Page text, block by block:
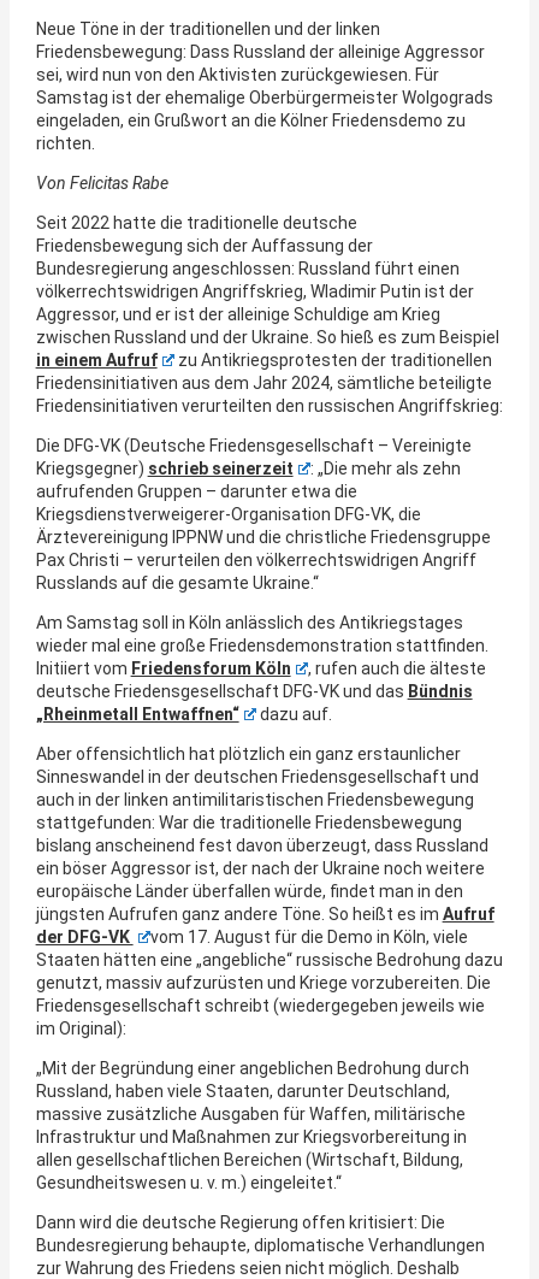
Neue Töne in der traditionellen und der linken
Friedensbewegung: Dass Russland der alleinige Aggressor
sei, wird nun von den Aktivisten zurückgewiesen. Für
Samstag ist der ehemalige Oberbürgermeister Wolgograds
eingeladen, ein Grußwort an die Kölner Friedensdemo zu
richten.
Von Felicitas Rabe
Seit 2022 hatte die traditionelle deutsche
Friedensbewegung sich der Auffassung der
Bundesregierung angeschlossen: Russland führt einen
völkerrechtswidrigen Angriffskrieg, Wladimir Putin ist der
Aggressor, und er ist der alleinige Schuldige am Krieg
zwischen Russland und der Ukraine. So hieß es zum Beispiel
in einem Aufruf
zu Antikriegsprotesten der traditionellen
Friedensinitiativen aus dem Jahr 2024, sämtliche beteiligte
Friedensinitiativen verurteilten den russischen Angriffskrieg:
Die DFG-VK (Deutsche Friedensgesellschaft – Vereinigte
Kriegsgegner) schrieb seinerzeit
: „Die mehr als zehn
aufrufenden Gruppen – darunter etwa die
Kriegsdienstverweigerer-Organisation DFG-VK, die
Ärztevereinigung IPPNW und die christliche Friedensgruppe
Pax Christi – verurteilen den völkerrechtswidrigen Angriff
Russlands auf die gesamte Ukraine.“
Am Samstag soll in Köln anlässlich des Antikriegstages
wieder mal eine große Friedensdemonstration stattfinden.
Initiiert vom Friedensforum Köln
, rufen auch die älteste
deutsche Friedensgesellschaft DFG-VK und das Bündnis
„Rheinmetall Entwaffnen“
dazu auf.
Aber offensichtlich hat plötzlich ein ganz erstaunlicher
Sinneswandel in der deutschen Friedensgesellschaft und
auch in der linken antimilitaristischen Friedensbewegung
stattgefunden: War die traditionelle Friedensbewegung
bislang anscheinend fest davon überzeugt, dass Russland
ein böser Aggressor ist, der nach der Ukraine noch weitere
europäische Länder überfallen würde, findet man in den
jüngsten Aufrufen ganz andere Töne. So heißt es im Aufruf
der DFG-VK
vom 17. August für die Demo in Köln, viele
Staaten hätten eine „angebliche“ russische Bedrohung dazu
genutzt, massiv aufzurüsten und Kriege vorzubereiten. Die
Friedensgesellschaft schreibt (wiedergegeben jeweils wie
im Original):
„Mit der Begründung einer angeblichen Bedrohung durch
Russland, haben viele Staaten, darunter Deutschland,
massive zusätzliche Ausgaben für Waffen, militärische
Infrastruktur und Maßnahmen zur Kriegsvorbereitung in
allen gesellschaftlichen Bereichen (Wirtschaft, Bildung,
Gesundheitswesen u. v. m.) eingeleitet.“
Dann wird die deutsche Regierung offen kritisiert: Die
Bundesregierung behaupte, diplomatische Verhandlungen
zur Wahrung des Friedens seien nicht möglich. Deshalb